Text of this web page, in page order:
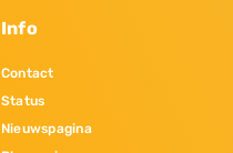
Info
Contact
Status
Nieuwspagina